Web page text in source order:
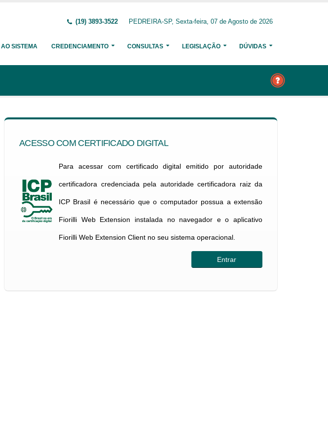
(19) 3893-3522 PEDREIRA-SP, Sexta-feira, 07 de Agosto de 2026
SISTEMA CREDENCIAMENTO CONSULTAS LEGISLAÇÃO DÚVIDAS
ACESSO COM CERTIFICADO DIGITAL
Para acessar com certificado digital emitido por autoridade
certificadora credenciada pela autoridade certificadora raiz da
ICP Brasil é necessário que o computador possua a extensão
Fiorilli Web Extension instalada no navegador e o aplicativo
Fiorilli Web Extension Client no seu sistema operacional.